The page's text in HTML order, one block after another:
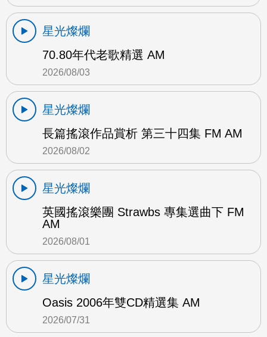
星光燦爛
70.80年代老歌精選 AM
2026/08/03
星光燦爛
長篇搖滾作品賞析 第三十四集 FM AM
2026/08/02
星光燦爛
英國搖滾樂團 Strawbs 專集選曲下 FM
AM
2026/08/01
星光燦爛
Oasis 2006年雙CD精選集 AM
2026/07/31